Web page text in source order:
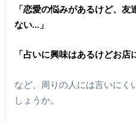
「恋愛の悩みがあるけど、
ない…」
「占いに興味はあるけどお店
など、周りの人には言いにく
しょうか。